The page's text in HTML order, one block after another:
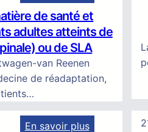
:
Q
u
a
l
i
t
é
d
de santé et
adultes atteints de
ou de SLA
van Reenen
de réadaptation,
En savoir plus